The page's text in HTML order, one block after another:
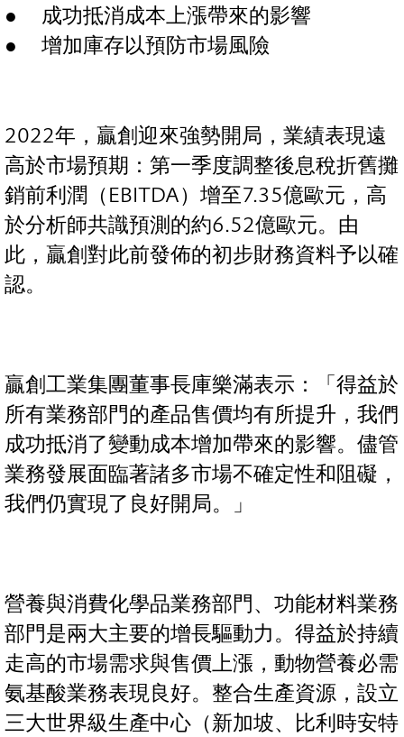
成功抵消成本上漲帶來的影響
增加庫存以預防市場風險
2022年，贏創迎來強勢開局，業績表現遠
高於市場預期：第一季度調整後息稅折舊攤
銷前利潤（EBITDA）增至7.35億歐元，高
於分析師共識預測的約6.52億歐元。由
此，贏創對此前發佈的初步財務資料予以確
認。
贏創工業集團董事長庫樂滿表示：「得益於
所有業務部門的產品售價均有所提升，我們
成功抵消了變動成本增加帶來的影響。儘管
業務發展面臨著諸多市場不確定性和阻礙，
我們仍實現了良好開局。」
營養與消費化學品業務部門、功能材料業務
部門是兩大主要的增長驅動力。得益於持續
走高的市場需求與售價上漲，動物營養必需
氨基酸業務表現良好。整合生產資源，設立
三大世界級生產中心（新加坡、比利時安特